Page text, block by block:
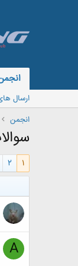
ارسال
انجمن
1
2
A